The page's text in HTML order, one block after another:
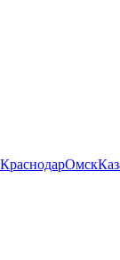
КраснодарОмск